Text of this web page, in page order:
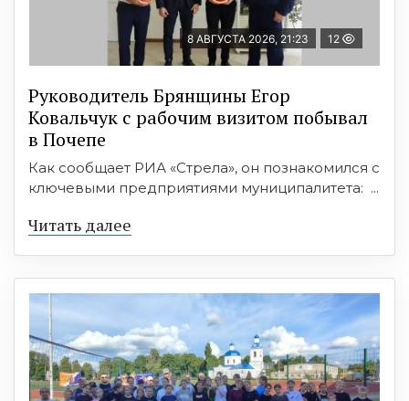
8 АВГУСТА 2026, 21:23 12
Руководитель Брянщины Егор
Ковальчук с рабочим визитом побывал
в Почепе
Как сообщает РИА «Стрела», он познакомился с
ключевыми предприятиями муниципалитета: ...
Читать далее